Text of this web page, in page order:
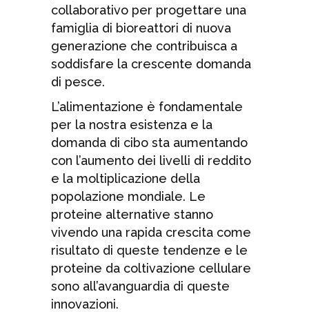
collaborativo per progettare una
famiglia di bioreattori di nuova
generazione che contribuisca a
soddisfare la crescente domanda
di pesce.
L’alimentazione è fondamentale
per la nostra esistenza e la
domanda di cibo sta aumentando
con l’aumento dei livelli di reddito
e la moltiplicazione della
popolazione mondiale. Le
proteine alternative stanno
vivendo una rapida crescita come
risultato di queste tendenze e le
proteine da coltivazione cellulare
sono all’avanguardia di queste
innovazioni.